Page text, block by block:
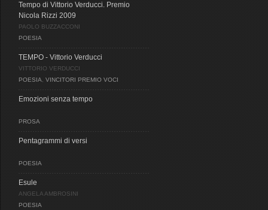
Tempo di Vittorio Verducci. Premio
Nicola Rizzi 2009
PAOLO BUZZACCONI
POESIA
TEMPO - Vittorio Verducci
VITTORIO VERDUCCI
POESIA
VINCITORI PREMIO VOCI
Emozioni senza tempo
PROSA
Pentagrammi di versi
POESIA
Esule
ANGELA AMBROSINI
POESIA